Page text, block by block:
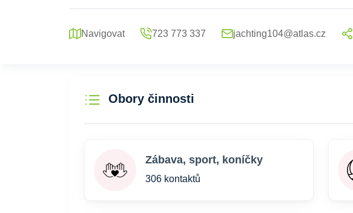
Navigovat 723 773 337 jachting104@atlas.cz
Obory činnosti
Zábava, sport, koníčky
306 kontaktů